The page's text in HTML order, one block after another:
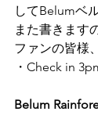
してBelumベ
また書きます
ファンの皆様
・Check in
Belum